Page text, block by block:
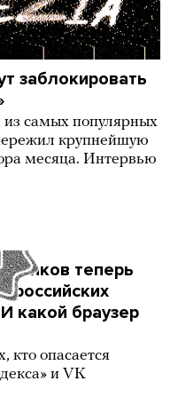
заблокировать
самых популярных
крупнейшую
месяца. Интервью
банков теперь
российских
какой браузер
кто опасается
и VK